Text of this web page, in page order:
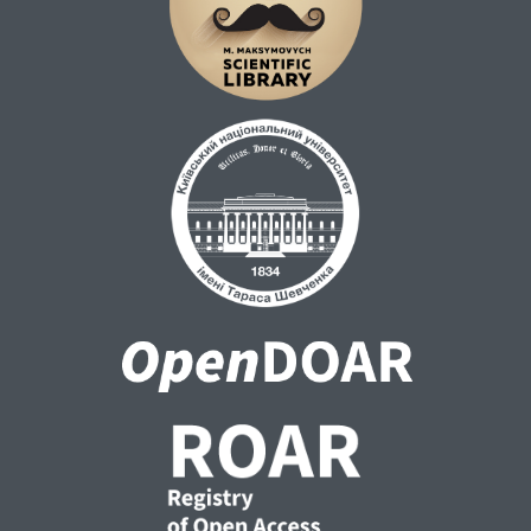
модулями. Описана характеристика
модулів програмного
рішення. Розроблена структура бази
даних, а також логічна модель та фізична
модель бази даних проєкту. Продуктом
проєкту вважається мобільний додаток на
iOS та Android платформах.
У третьому розділі розроблені вимоги
проєкту, описана методологія Scrum,
адаптований життєвий цикл під потреби
проєкту, матриця відповідальності.
Описані календарний план, та план
У четвертому розділі продемонстровані
результати управління ресурсами,
вартістю, закупівлями, ризиками, якістю,
зацікавленими сторонами. Змодельована